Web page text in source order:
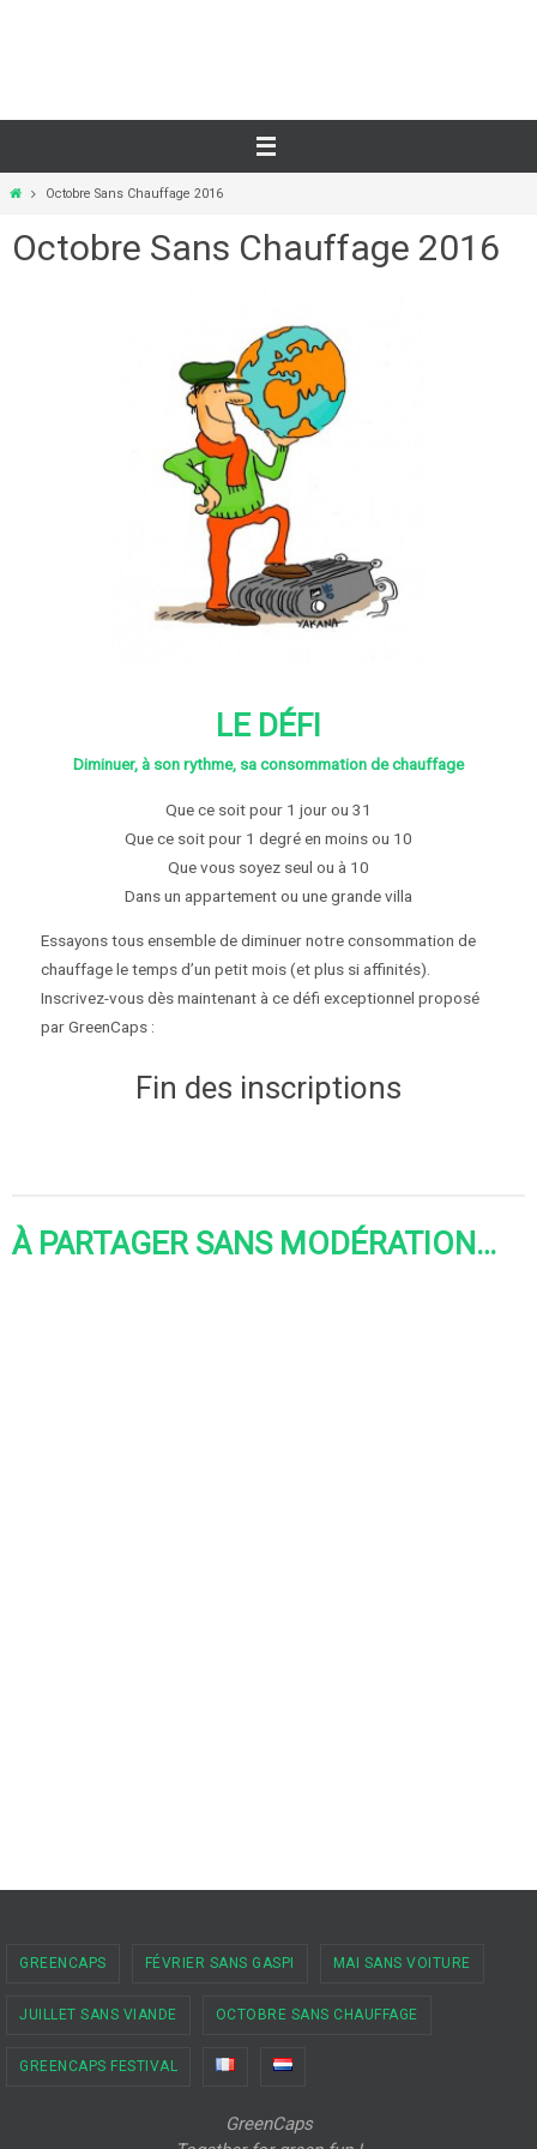
HomeOctobre Sans Chauffage 2016
Octobre Sans Chauffage 2016
LE DÉFI
Diminuer, à son rythme, sa consommation de chauffage
Que ce soit pour 1 jour ou 31
Que ce soit pour 1 degré en moins ou 10
Que vous soyez seul ou à 10
Dans un appartement ou une grande villa
Essayons tous ensemble de diminuer notre consommation de
chauffage le temps d’un petit mois (et plus si affinités).
Inscrivez-vous dès maintenant à ce défi exceptionnel proposé
par GreenCaps :
Fin des inscriptions
À PARTAGER SANS MODÉRATION…
GREENCAPS FÉVRIER SANS GASPI MAI SANS VOITURE
JUILLET SANS VIANDE OCTOBRE SANS CHAUFFAGE
GREENCAPS FESTIVAL
GreenCaps